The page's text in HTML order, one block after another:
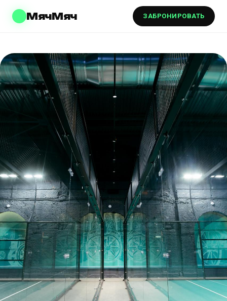
МячМяч ЗАБРОНИРОВАТЬ